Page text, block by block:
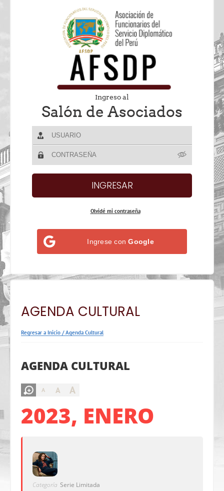
Ingreso al
Salón de Asociados
Olvidé mi contraseña
Ingrese conGoogle
AGENDA CULTURAL
Regresar a Inicio /Agenda Cultural
AGENDA CULTURAL
A A A
2023, ENERO
Categoría Serie Limitada